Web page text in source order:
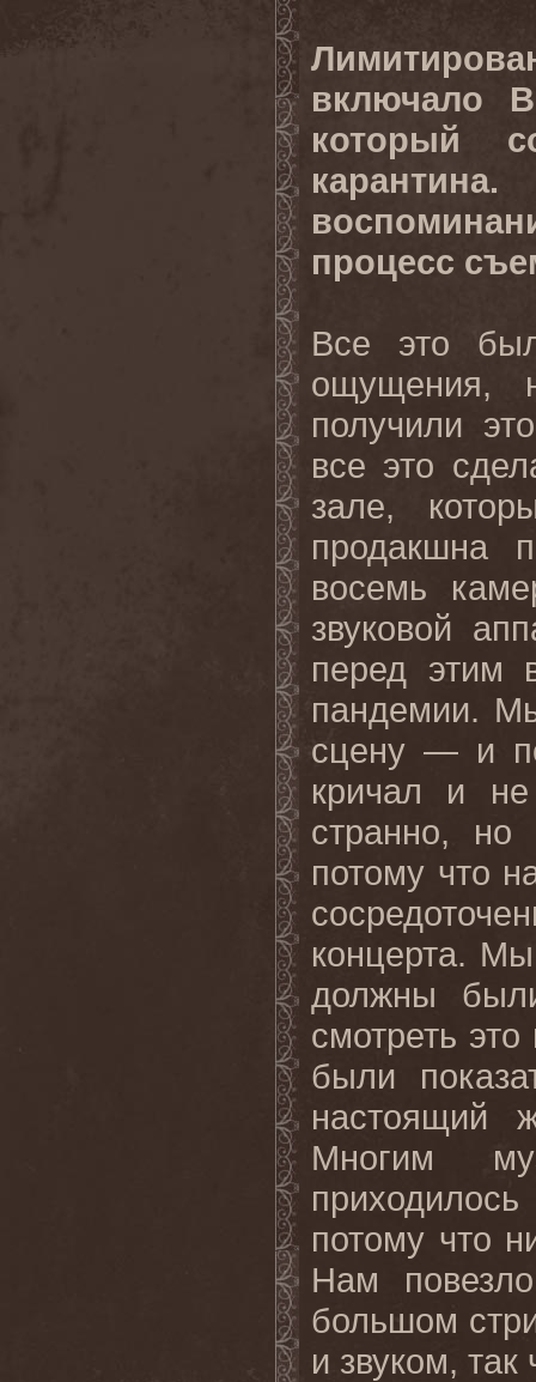
включало
который
процесс
Все это
ощущения,
получили
все это
зале,
продакшна
восемь
звуковой
перед этим
пандемии.
сцену — и
кричал и
странно,
потому что
концерта.
должны
смотреть
были
настоящий
Многим
потому что
Нам
большом
и звуком,